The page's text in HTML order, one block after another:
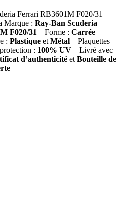
Ferrari RB3601M F020/31
Marque : Ray-Ban Scuderia
F020/31 – Forme : Carrée –
: Plastique et Métal – Plaquettes
: 100% UV – Livré avec
d’authenticité et Bouteille de